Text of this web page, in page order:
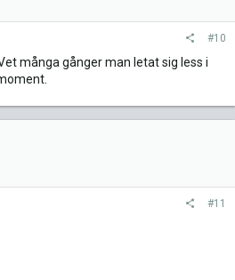
#10
många gånger man letat sig less i
#11